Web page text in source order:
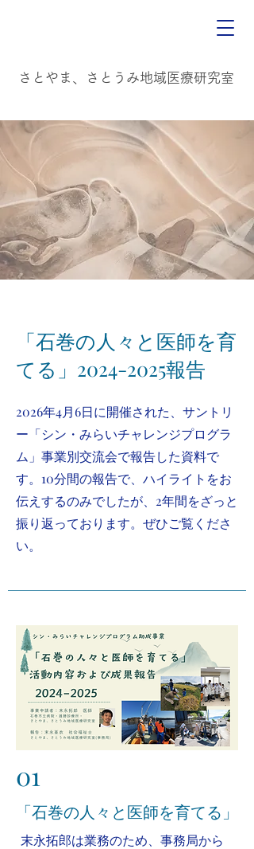
​ ​さとやま、さとうみ地域医療研究室
「石巻の人々と医師を育
てる」2024-2025報告
2026年4月6日に開催された、サントリ
ー「シン・みらいチャレンジプログラ
ム」事業別交流会で報告した資料で
す。10分間の報告で、ハイライトをお
伝えするのみでしたが、2年間をざっと
振り返っております。ぜひご覧くださ
い。
01
​「石巻の人々と医師を育てる」
末永拓郎は業務のため、事務局から